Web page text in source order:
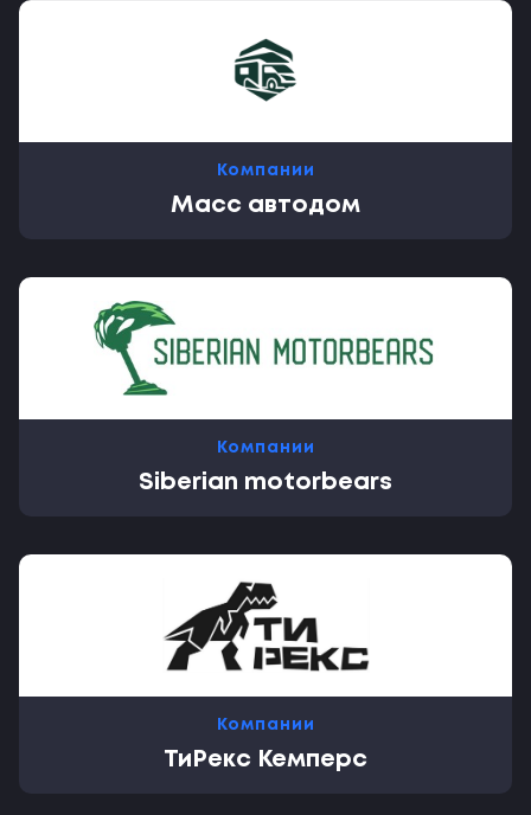
Компании
Масс автодом
Компании
Siberian motorbears
Компании
ТиРекс Кемперс